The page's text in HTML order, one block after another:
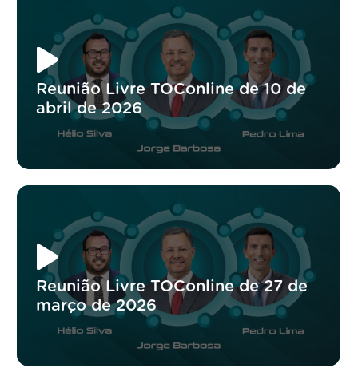
Reunião Livre TOConline de 10 de
abril de 2026
Reunião Livre TOConline de 27 de
março de 2026